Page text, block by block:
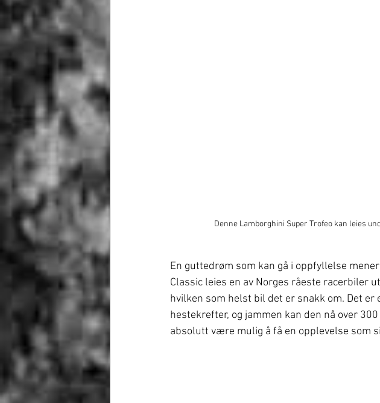
Denne Lamborghini Super Trofeo kan leies
En guttedrøm som kan gå i oppfyllelse
Classic leies en av Norges råeste racerbiler
hvilken som helst bil det er snakk om. Det
hestekrefter, og jammen kan den nå over
absolutt være mulig å få en opplevelse som